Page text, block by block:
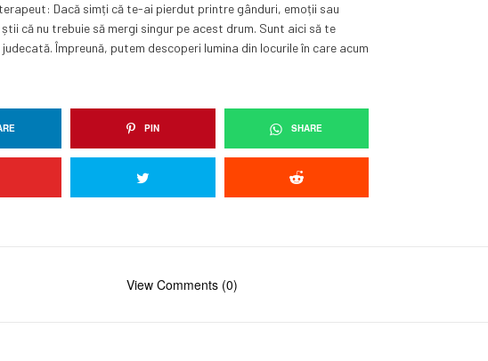
Dacă simți că te-ai pierdut printre gânduri, emoții sau
că nu trebuie să mergi singur pe acest drum. Sunt aici să te
Împreună, putem descoperi lumina din locurile în care acum
PIN SHARE
View Comments (0)